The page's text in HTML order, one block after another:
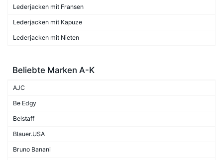
Lederjacken mit Fransen
Lederjacken mit Kapuze
Lederjacken mit Nieten
Beliebte Marken A-K
AJC
Be Edgy
Belstaff
Blauer.USA
Bruno Banani